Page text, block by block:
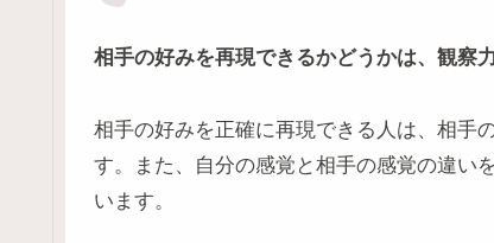
相手の好みを再現できるかどうかは、観察
相手の好みを正確に再現できる人は、相手
す。また、自分の感覚と相手の感覚の違い
います。